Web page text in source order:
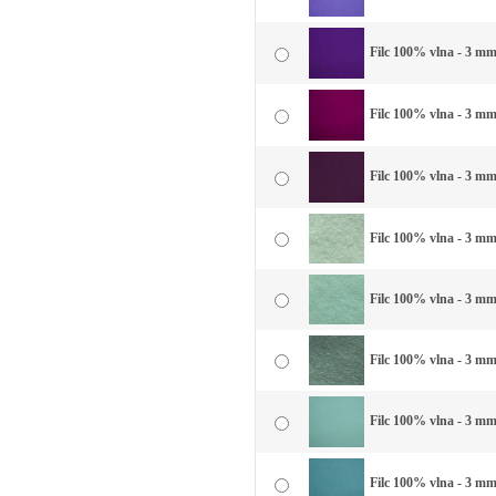
Filc 100% vlna - 3
Filc 100% vlna - 3
Filc 100% vlna - 3
Filc 100% vlna - 3
Filc 100% vlna - 3
Filc 100% vlna - 3
Filc 100% vlna - 3
Filc 100% vlna - 3